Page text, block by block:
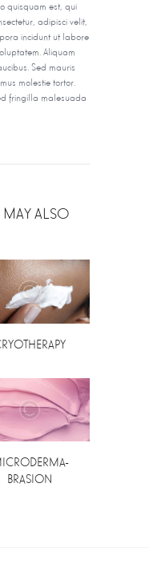
quisquam est, qui
adipisci velit,
incidunt ut labore
Aliquam
Sed mauris
molestie tortor.
fringilla malesuada
ALSO
BRASION